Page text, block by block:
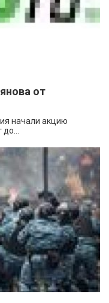
от
начали акцию